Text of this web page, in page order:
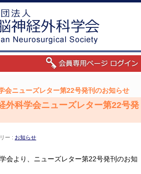
会ニューズレター第22号発刊のお知らせ
外科学会ニューズレター第22号発
ー : お知らせ
会より、ニューズレター第22号発刊のお知